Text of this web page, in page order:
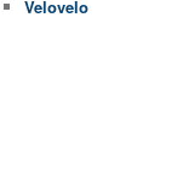
Velovelo